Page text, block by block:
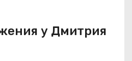
у Дмитрия